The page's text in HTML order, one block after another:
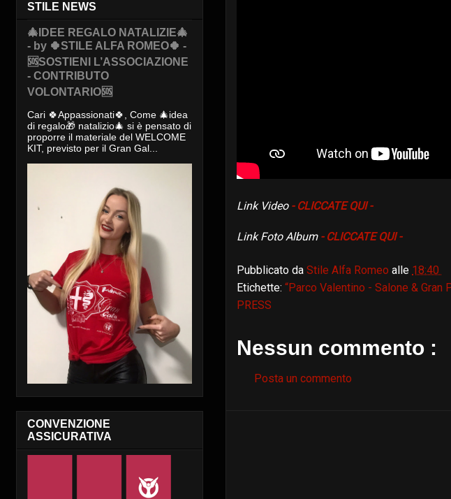
Link Video - CLICCATE QUI -
Link Foto Album- CLICCATE QUI -
Pubblicato da Stile Alfa Romeo alle 18:40
Etichette: “Parco Valentino - Salone & Gran
PRESS
Nessun commento :
Posta un commento
STILE NEWS
🎄IDEE REGALO NATALIZIE🎄
- by 🍀STILE ALFA ROMEO🍀 -
🆘SOSTIENI L’ASSOCIAZIONE
- CONTRIBUTO
VOLONTARIO🆘
Cari 🍀Appassionati🍀, Come 🎄idea
di regalo🎁 natalizio🎄 si è pensato di
proporre il materiale del WELCOME
KIT, previsto per il Gran Gal...
CONVENZIONE
ASSICURATIVA